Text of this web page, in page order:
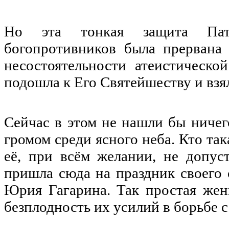
Но эта тонкая защита
богопротивников была
несостоятельности
подошла к Его Святейшеству и
Сейчас в этом не нашли бы
громом среди ясного неба. Кто
её, при всём желании, не
пришла сюда на праздник
Юрия Гагарина. Так простая
безплодность их усилий в